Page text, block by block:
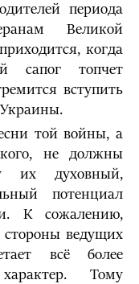
периода
Великой
когда
сапог топчет
вступить
той войны, а
не должны
их духовный,
потенциал
К сожалению,
ведущих
всё более
характер. Тому